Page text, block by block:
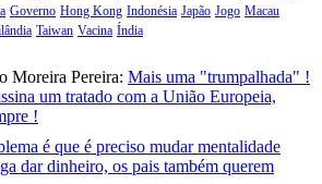
Governo Hong Kong Indonésia Japão Jogo Macau
Taiwan Vacina Índia
Moreira Pereira: Mais uma "trumpalhada" !
um tratado com a União Europeia,
!
é que é preciso mudar mentalidade
dar dinheiro, os pais também querem